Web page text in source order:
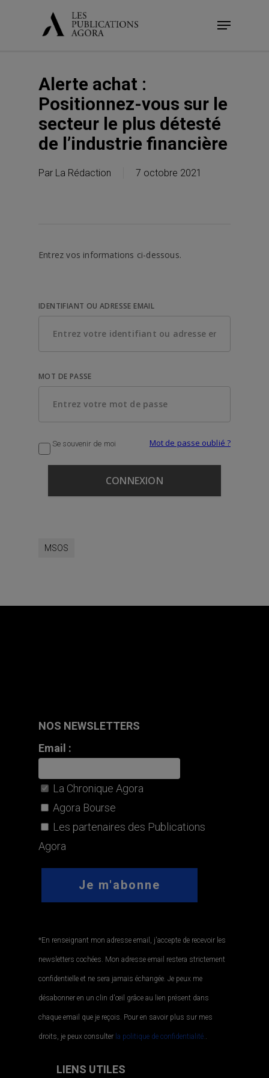
Menu
Alerte achat :
Positionnez-vous sur le
secteur le plus détesté
de l’industrie financière
Par La Rédaction 7 octobre 2021
Entrez vos informations ci-dessous.
IDENTIFIANT OU ADRESSE EMAIL
MOT DE PASSE
Se souvenir de moi Mot de passe oublié ?
MSOS
NOS NEWSLETTERS
Email :
La Chronique Agora
Agora Bourse
Les partenaires des Publications
Agora
*En renseignant mon adresse email, j'accepte de recevoir les
newsletters cochées. Mon adresse email restera strictement
confidentielle et ne sera jamais échangée. Je peux me
désabonner en un clin d'œil grâce au lien présent dans
chaque email que je reçois. Pour en savoir plus sur mes
droits, je peux consulter la politique de confidentialité..
LIENS UTILES